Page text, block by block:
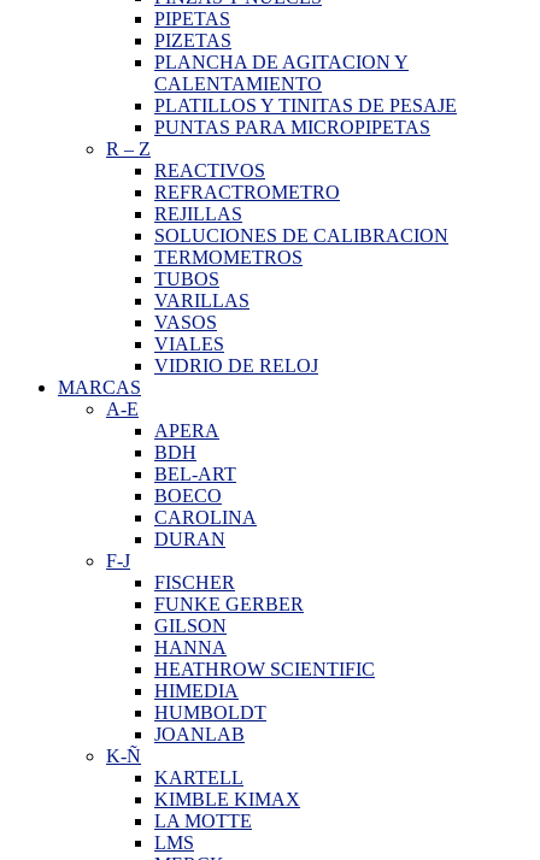
PIPETAS
PIZETAS
PLANCHA DE AGITACION Y
CALENTAMIENTO
PLATILLOS Y TINITAS DE PESAJE
PUNTAS PARA MICROPIPETAS
R – Z
REACTIVOS
REFRACTROMETRO
REJILLAS
SOLUCIONES DE CALIBRACION
TERMOMETROS
TUBOS
VARILLAS
VASOS
VIALES
VIDRIO DE RELOJ
MARCAS
A-E
APERA
BDH
BEL-ART
BOECO
CAROLINA
DURAN
F-J
FISCHER
FUNKE GERBER
GILSON
HANNA
HEATHROW SCIENTIFIC
HIMEDIA
HUMBOLDT
JOANLAB
K-Ñ
KARTELL
KIMBLE KIMAX
LA MOTTE
LMS